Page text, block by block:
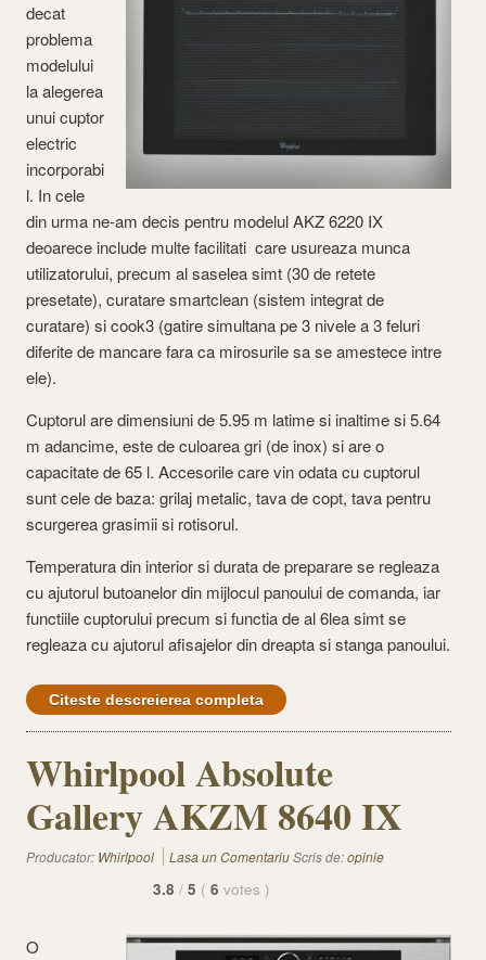
decat
problema
modelului
la alegerea
unui cuptor
electric
incorporabi
l. In cele
din urma ne-am decis pentru modelul AKZ 6220 IX
deoarece include multe facilitati care usureaza munca
utilizatorului, precum al saselea simt (30 de retete
presetate), curatare smartclean (sistem integrat de
curatare) si cook3 (gatire simultana pe 3 nivele a 3 feluri
diferite de mancare fara ca mirosurile sa se amestece intre
ele).
Cuptorul are dimensiuni de 5.95 m latime si inaltime si 5.64
m adancime, este de culoarea gri (de inox) si are o
capacitate de 65 l. Accesorile care vin odata cu cuptorul
sunt cele de baza: grilaj metalic, tava de copt, tava pentru
scurgerea grasimii si rotisorul.
Temperatura din interior si durata de preparare se regleaza
cu ajutorul butoanelor din mijlocul panoului de comanda, iar
functiile cuptorului precum si functia de al 6lea simt se
regleaza cu ajutorul afisajelor din dreapta si stanga panoului.
Citeste descreierea completa
Whirlpool Absolute
Gallery AKZM 8640 IX
Producator: Whirlpool Lasa un ComentariuScris de:opinie
3.8 / 5 ( 6 votes )
O